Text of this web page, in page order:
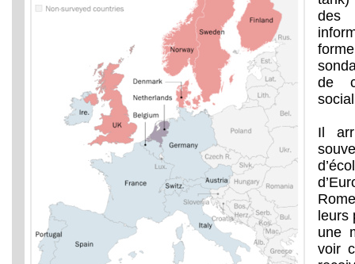
des
de
Il
leurs
une
voir